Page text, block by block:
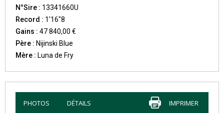
N°Sire : 13341660U
Record : 1'16"8
Gains : 47 840,00 €
Père : Nijinski Blue
Mère : Luna de Fry
IMPRIMER
PHOTOS DÉTAILS